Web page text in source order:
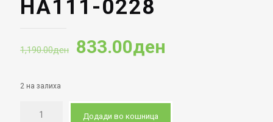
HA111-0228
1,190.00ден
Original
1,190.00ден.
833.00ден
833.00ден.
2 на залиха
Додади во кошница